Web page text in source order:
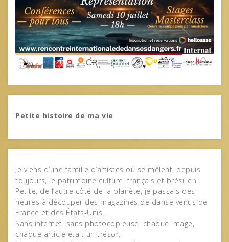
Petite histoire de ma vie
Je viens d’une famille d’artistes où se mêlent, depuis
toujours, le patrimoine culturel français et brésilien.
Petite, de l’autre côté de la planète, je passais des
heures à découper des magazines de danse venus de
France et des États‑Unis.
Sans internet, sans photocopieuse, chaque image,
chaque article était un trésor.